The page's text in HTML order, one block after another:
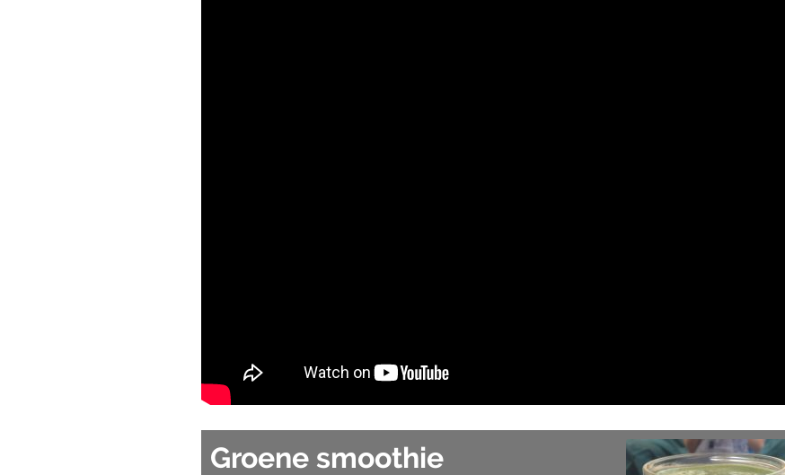
Groene smoothie